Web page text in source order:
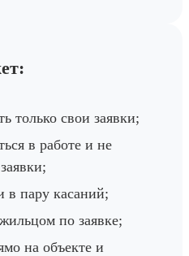
только свои заявки;
в работе и не
в пару касаний;
по заявке;
на объекте и